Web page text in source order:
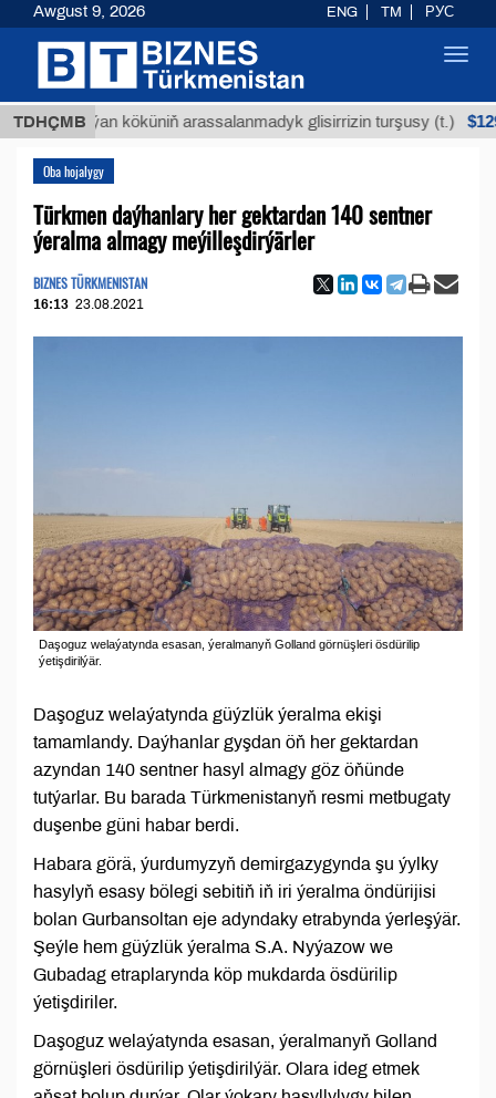
TDHÇMB
Buýan köküniň arassalanmadyk glisirrizin turşusy (t.) $12935,18
Oba hojalygy
Türkmen daýhanlary her gektardan 140 sentner
ýeralma almagy meýilleşdirýärler
BIZNES TÜRKMENISTAN
16:13 23.08.2021
Daşoguz welaýatynda esasan, ýeralmanyň Golland görnüşleri ösdürilip
ýetişdirilýär.
Daşoguz welaýatynda güýzlük ýeralma ekişi
tamamlandy. Daýhanlar gyşdan öň her gektardan
azyndan 140 sentner hasyl almagy göz öňünde
tutýarlar. Bu barada Türkmenistanyň resmi metbugaty
duşenbe güni habar berdi.
Habara görä, ýurdumyzyň demirgazygynda şu ýylky
hasylyň esasy bölegi sebitiň iň iri ýeralma öndürijisi
bolan Gurbansoltan eje adyndaky etrabynda ýerleşýär.
Şeýle hem güýzlük ýeralma S.A. Nyýazow we
Gubadag etraplarynda köp mukdarda ösdürilip
ýetişdiriler.
Daşoguz welaýatynda esasan, ýeralmanyň Golland
görnüşleri ösdürilip ýetişdirilýär. Olara ideg etmek
Awgust 9, 2026 ENG TM РУС